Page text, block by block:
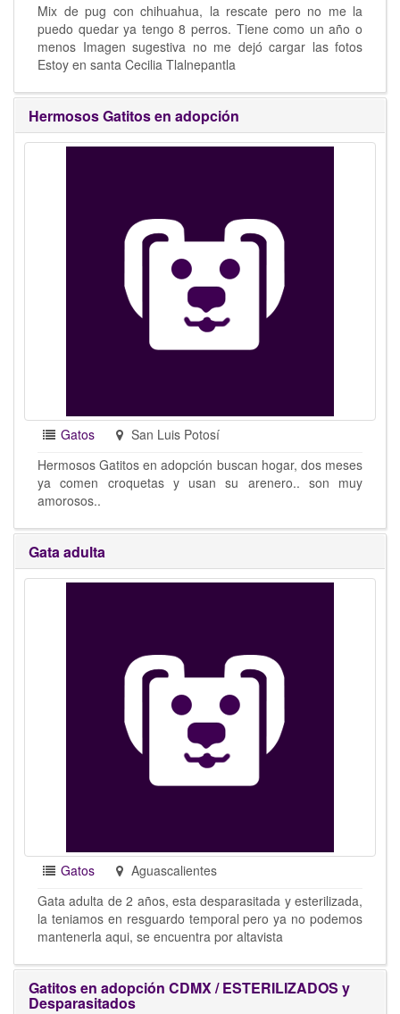
Mix de pug con chihuahua, la rescate pero no me la
puedo quedar ya tengo 8 perros. Tiene como un año o
menos Imagen sugestiva no me dejó cargar las fotos
Estoy en santa Cecilia Tlalnepantla
Hermosos Gatitos en adopción
Gatos
San Luis Potosí
Hermosos Gatitos en adopción buscan hogar, dos meses
ya comen croquetas y usan su arenero.. son muy
amorosos..
Gata adulta
Gatos
Aguascalientes
Gata adulta de 2 años, esta desparasitada y esterilizada,
la teniamos en resguardo temporal pero ya no podemos
mantenerla aqui, se encuentra por altavista
Gatitos en adopción CDMX / ESTERILIZADOS y
Desparasitados